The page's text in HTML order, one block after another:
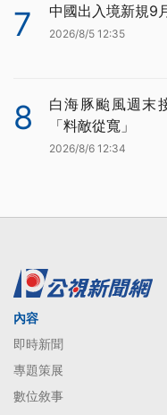
7 中國出入境新規9
2026/8/5 12:35
8
白海豚颱風週末
「料敵從寬」
2026/8/6 12:34
內容
即時新聞
專題策展
數位敘事